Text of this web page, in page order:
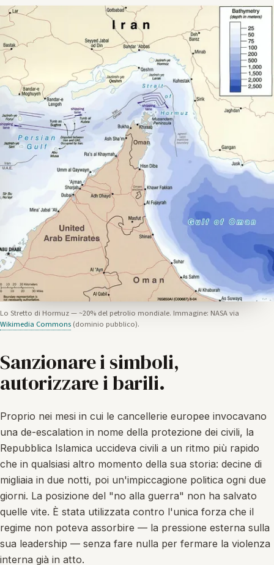
Lo Stretto di Hormuz — ~20% del petrolio mondiale. Immagine: NASA via
Wikimedia Commons (dominio pubblico).
Sanzionare i simboli,
autorizzare i barili.
Proprio nei mesi in cui le cancellerie europee invocavano
una de-escalation in nome della protezione dei civili, la
Repubblica Islamica uccideva civili a un ritmo più rapido
che in qualsiasi altro momento della sua storia: decine di
migliaia in due notti, poi un'impiccagione politica ogni due
giorni. La posizione del "no alla guerra" non ha salvato
quelle vite. È stata utilizzata contro l'unica forza che il
regime non poteva assorbire — la pressione esterna sulla
sua leadership — senza fare nulla per fermare la violenza
interna già in atto.